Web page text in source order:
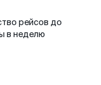
рейсов до
в неделю